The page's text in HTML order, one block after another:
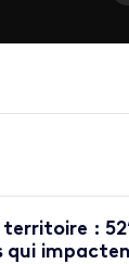
territoire :
qui